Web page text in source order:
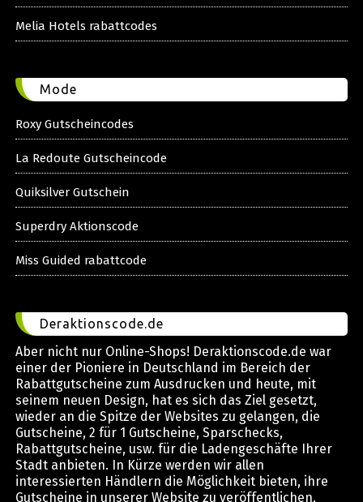
Melia Hotels rabattcodes
Mode
Roxy Gutscheincodes
La Redoute Gutscheincode
Quiksilver Gutschein
Superdry Aktionscode
Miss Guided rabattcode
Deraktionscode.de
Aber nicht nur Online-Shops! Deraktionscode.de war
einer der Pioniere in Deutschland im Bereich der
Rabattgutscheine zum Ausdrucken und heute, mit
seinem neuen Design, hat es sich das Ziel gesetzt,
wieder an die Spitze der Websites zu gelangen, die
Gutscheine, 2 für 1 Gutscheine, Sparschecks,
Rabattgutscheine, usw. für die Ladengeschäfte Ihrer
Stadt anbieten. In Kürze werden wir allen
interessierten Händlern die Möglichkeit bieten, ihre
Gutscheine in unserer Website zu veröffentlichen,